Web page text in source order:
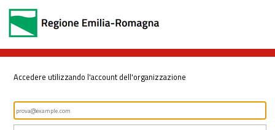
Accedere utilizzando l'account dell'organizzazione